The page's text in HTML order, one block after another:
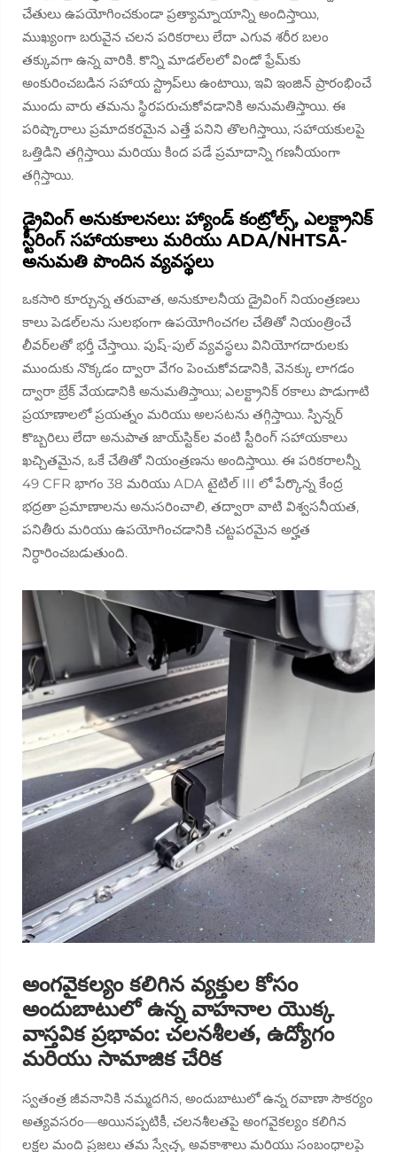
చేతులు ఉపయోగించకుండా ప్రత్యామ్నాయాన్ని అందిస్తాయి,
ముఖ్యంగా బరువైన చలన పరికరాలు లేదా ఎగువ శరీర బలం
తక్కువగా ఉన్న వారికి. కొన్ని మాడల్‌లలో విండో ఫ్రేమ్‌కు
అంకురించబడిన సహాయ స్ట్రాప్‌లు ఉంటాయి, ఇవి ఇంజిన్ ప్రారంభించే
ముందు వారు తమను స్థిరపరుచుకోవడానికి అనుమతిస్తాయి. ఈ
పరిష్కారాలు ప్రమాదకరమైన ఎత్తే పనిని తొలగిస్తాయి, సహాయకులపై
ఒత్తిడిని తగ్గిస్తాయి మరియు కింద పడే ప్రమాదాన్ని గణనీయంగా
తగ్గిస్తాయి.
డ్రైవింగ్ అనుకూలనలు: హ్యాండ్ కంట్రోల్స్, ఎలక్ట్రానిక్
స్టీరింగ్ సహాయకాలు మరియు ADA/NHTSA-
అనుమతి పొందిన వ్యవస్థలు
ఒకసారి కూర్చున్న తరువాత, అనుకూలనీయ డ్రైవింగ్ నియంత్రణలు
కాలు పెడల్‌లను సులభంగా ఉపయోగించగల చేతితో నియంత్రించే
లీవర్‌లతో భర్తీ చేస్తాయి. పుష్-పుల్ వ్యవస్థలు వినియోగదారులకు
ముందుకు నొక్కడం ద్వారా వేగం పెంచుకోవడానికి, వెనక్కు లాగడం
ద్వారా బ్రేక్ వేయడానికి అనుమతిస్తాయి; ఎలక్ట్రానిక్ రకాలు పొడుగాటి
ప్రయాణాలలో ప్రయత్నం మరియు అలసటను తగ్గిస్తాయి. స్పిన్నర్
కొబ్బరిలు లేదా అనుపాత జాయ్‌స్టిక్‌ల వంటి స్టీరింగ్ సహాయకాలు
ఖచ్చితమైన, ఒకే చేతితో నియంత్రణను అందిస్తాయి. ఈ పరికరాలన్నీ
49 CFR భాగం 38 మరియు ADA టైటిల్ III లో పేర్కొన్న కేంద్ర
భద్రతా ప్రమాణాలను అనుసరించాలి, తద్వారా వాటి విశ్వసనీయత,
పనితీరు మరియు ఉపయోగించడానికి చట్టపరమైన అర్హత
నిర్ధారించబడుతుంది.
అంగవైకల్యం కలిగిన వ్యక్తుల కోసం
అందుబాటులో ఉన్న వాహనాల యొక్క
వాస్తవిక ప్రభావం: చలనశీలత, ఉద్యోగం
మరియు సామాజిక చేరిక
స్వతంత్ర జీవనానికి నమ్మదగిన, అందుబాటులో ఉన్న రవాణా సౌకర్యం
అత్యవసరం—అయినప్పటికీ, చలనశీలతపై అంగవైకల్యం కలిగిన
లక్షల మంది ప్రజలు తమ స్వేచ్ఛ, అవకాశాలు మరియు సంబంధాలపై